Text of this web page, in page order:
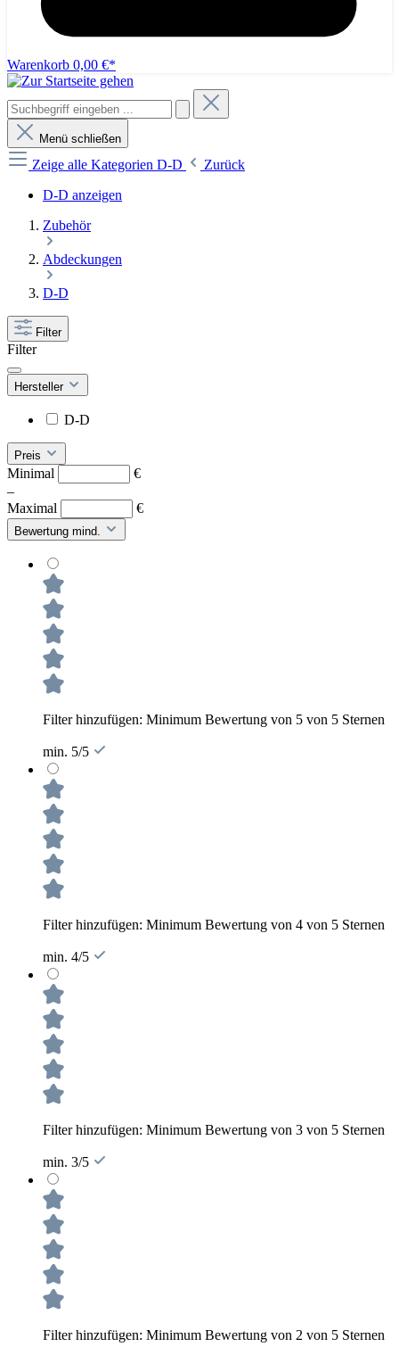
Warenkorb 0,00 €*
Menü schließen
Zeige alle Kategorien D-D
Zurück
D-D anzeigen
Zubehör
Abdeckungen
D-D
Filter
Filter
Hersteller
D-D
Preis
Minimal
€
–
Maximal
€
Bewertung mind.
Filter hinzufügen: Minimum Bewertung von 5 von 5 Sternen
min. 5/5
Filter hinzufügen: Minimum Bewertung von 4 von 5 Sternen
min. 4/5
Filter hinzufügen: Minimum Bewertung von 3 von 5 Sternen
min. 3/5
Filter hinzufügen: Minimum Bewertung von 2 von 5 Sternen